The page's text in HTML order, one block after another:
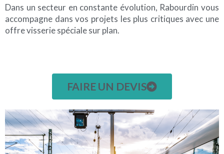
Dans un secteur en constante évolution, Rabourdin vous
accompagne dans vos projets les plus critiques avec une
offre visserie spéciale sur plan.
FAIRE UN DEVIS